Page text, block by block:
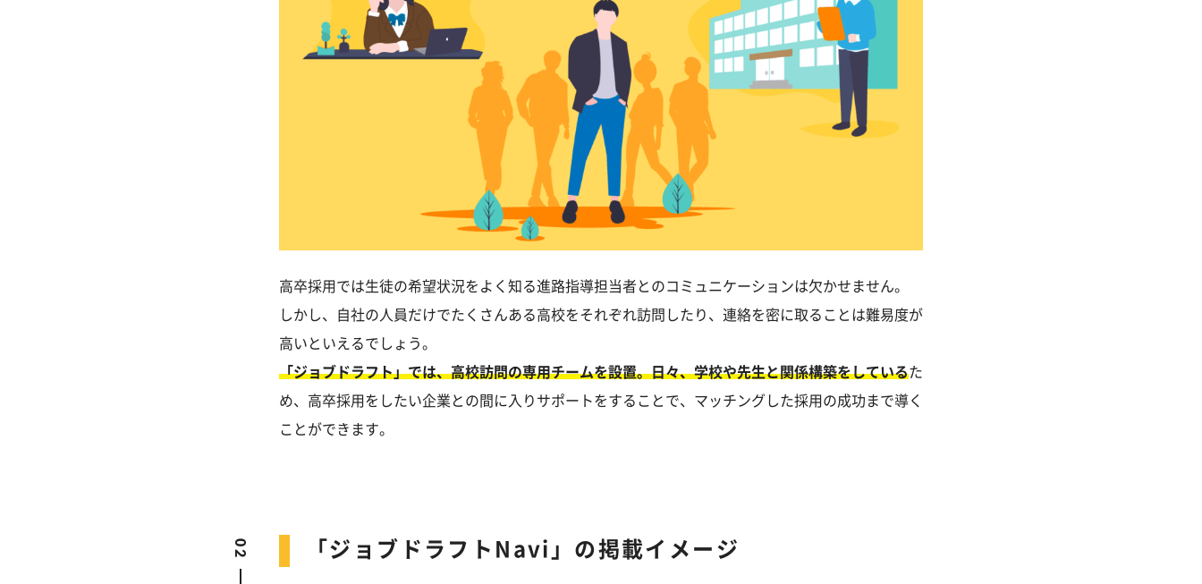
高卒採用では生徒の希望状況をよく知る進路指導担当者とのコミュニケーションは欠かせません。
しかし、自社の人員だけでたくさんある高校をそれぞれ訪問したり、連絡を密に取ることは難易度が
高いといえるでしょう。
「ジョブドラフト」では、高校訪問の専用チームを設置。日々、学校や先生と関係構築をしているた
め、高卒採用をしたい企業との間に入りサポートをすることで、マッチングした採用の成功まで導く
ことができます。
「ジョブドラフトNavi」の掲載イメージ